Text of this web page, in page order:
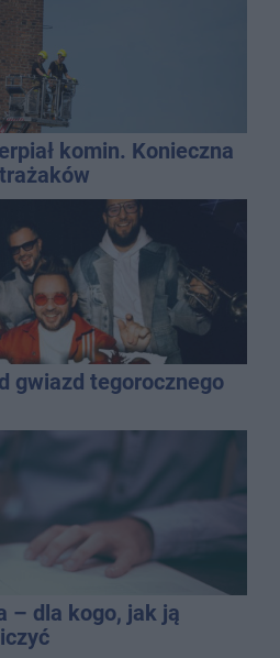
komin. Konieczna
gwiazd tegorocznego
– dla kogo, jak ją